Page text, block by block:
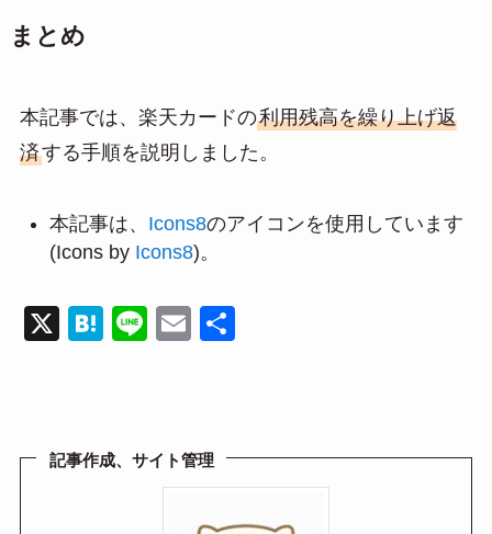
まとめ
本記事では、楽天カードの利用残高を繰り上げ返
済する手順を説明しました。
本記事は、 Icons8のアイコンを使用しています
(Icons by Icons8)。
X
H
a
Li
E
記事作成、サイト管理